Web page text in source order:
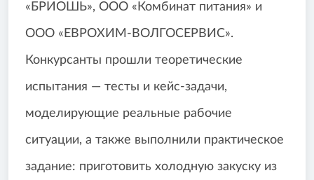
«БРИОШЬ», ООО «Комбинат питания» и
ООО «ЕВРОХИМ-ВОЛГОСЕРВИС».
Конкурсанты прошли теоретические
испытания — тесты и кейс-задачи,
моделирующие реальные рабочие
ситуации, а также выполнили практическое
задание: приготовить холодную закуску из